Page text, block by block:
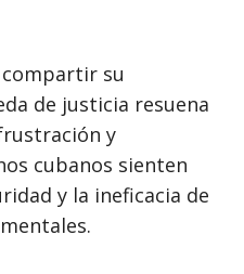
compartir su
de justicia resuena
y
cubanos sienten
y la ineficacia de